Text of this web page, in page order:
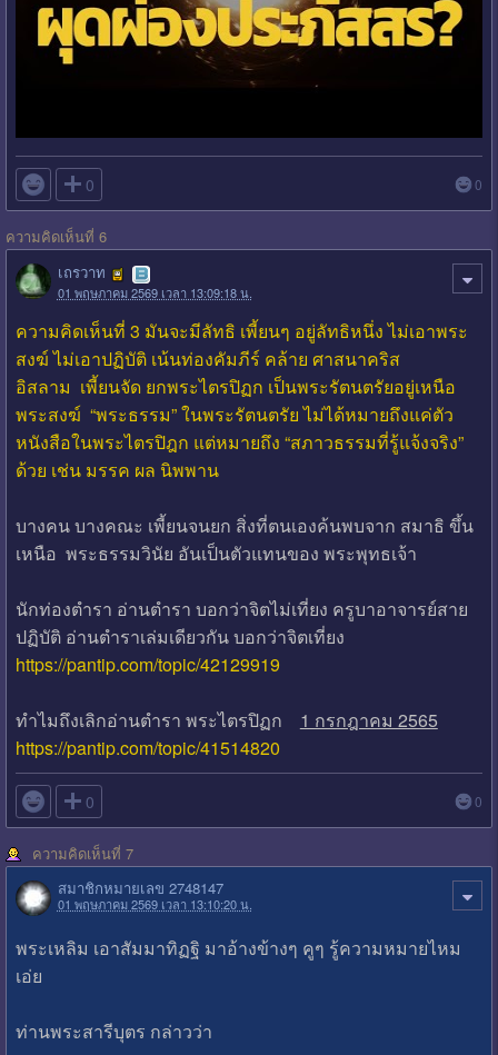
 0 0
ความคิดเห็นที่ 6
เถรวาท
01 พฤษภาคม 2569 เวลา 13:09:18 น.
ความคิดเห็นที่ 3 มันจะมีลัทธิ เพี้ยนๆ อยู่ลัทธิหนึ่ง ไม่เอาพระ
สงฆ์ ไม่เอาปฏิบัติ เน้นท่องคัมภีร์ คล้าย ศาสนาคริส
อิสลาม เพี้ยนจัด ยกพระไตรปิฏก เป็นพระรัตนตรัยอยู่เหนือ
พระสงฆ์ “พระธรรม” ในพระรัตนตรัย ไม่ได้หมายถึงแค่ตัว
หนังสือในพระไตรปิฎก แต่หมายถึง “สภาวธรรมที่รู้แจ้งจริง”
ด้วย เช่น มรรค ผล นิพพาน
บางคน บางคณะ เพี้ยนจนยก สิ่งที่ตนเองค้นพบจาก สมาธิ ขึ้น
เหนือ พระธรรมวินัย อันเป็นตัวแทนของ พระพุทธเจ้า
นักท่องตำรา อ่านตำรา บอกว่าจิตไม่เที่ยง ครูบาอาจารย์สาย
ปฏิบัติ อ่านตำราเล่มเดียวกัน บอกว่าจิตเที่ยง
https://pantip.com/topic/42129919
ทำไมถึงเลิกอ่านตำรา พระไตรปิฏก 1 กรกฎาคม 2565
https://pantip.com/topic/41514820
 0 0
ความคิดเห็นที่ 7
สมาชิกหมายเลข 2748147
01 พฤษภาคม 2569 เวลา 13:10:20 น.
พระเหลิม เอาสัมมาทิฏฐิ มาอ้างข้างๆ คูๆ รู้ความหมายไหม
เอ่ย
ท่านพระสารีบุตร กล่าวว่า